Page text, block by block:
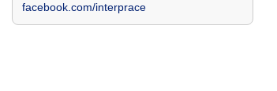
facebook.com/interprace